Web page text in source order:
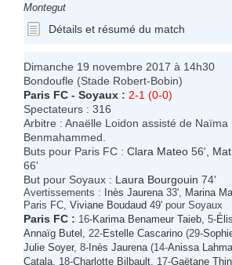
Montegut
Détails et résumé du match
Dimanche 19 novembre 2017 à 14h30
Bondoufle (Stade Robert-Bobin)
Paris FC - Soyaux : 2-1 (0-0)
Spectateurs : 316
Arbitre : Anaëlle Loidon assisté de Naïma
Benmahammed.
Buts pour Paris FC : Clara Mateo 56',
66'
But pour Soyaux : Laura Bourgouin 74'
Avertissements : Inès Jaurena 33', Marina
Paris FC, Viviane Boudaud 49' pour Soyaux
Paris FC : 16-Karima Benameur Taieb , 5-
Annaïg Butel
, 22-Estelle Cascarino (29-
Julie Soyer, 8- Inès Jaurena (14-Anissa
Catala , 18-Charlotte Bilbault , 17-Gaëtane